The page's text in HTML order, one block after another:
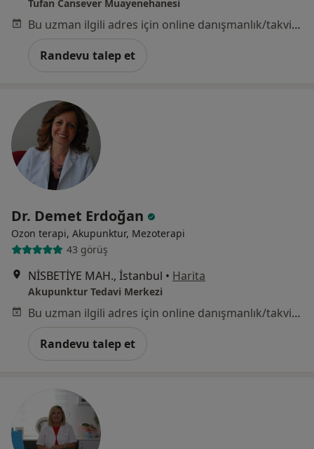
Tufan Cansever Muayenehanesi
Bu uzman ilgili adres için online danışmanlık/takvim sunmuyor.
Randevu talep et
Dr. Demet Erdoğan
Ozon terapi, Akupunktur, Mezoterapi
43 görüş
NİSBETİYE MAH., İstanbul • Harita
Akupunktur Tedavi Merkezi
Bu uzman ilgili adres için online danışmanlık/takvim sunmuyor.
Randevu talep et